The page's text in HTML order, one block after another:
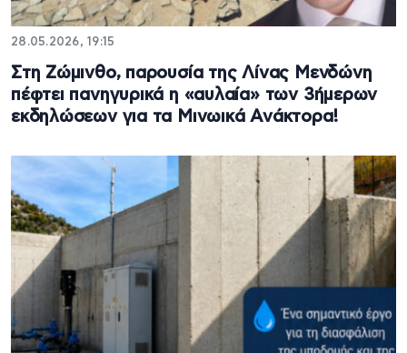
28.05.2026, 19:15
Στη Ζώμινθο, παρουσία της Λίνας Μενδώνη
πέφτει πανηγυρικά η «αυλαία» των 3ήμερων
εκδηλώσεων για τα Μινωικά Ανάκτορα!